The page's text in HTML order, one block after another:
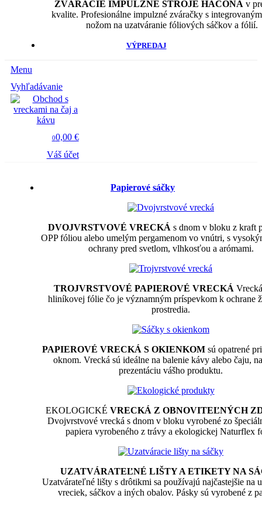
ZVÁRACIE IMPULZNÉ STROJE HACONA v
kvalite. Profesionálne impulzné zváračky s
nožom na uzatváranie fóliových sáčkov a fólií.
VÝPREDAJ
Menu
Vyhľadávanie
00,00 €
Váš účet
Papierové sáčky
DVOJVRSTVOVÉ VRECKÁ s dnom v bloku z kraft
OPP fóliou alebo umelým pergamenom vo vnútri, s
ochrany pred svetlom, vlhkosťou a arómami.
TROJVRSTVOVÉ PAPIEROVÉ VRECKÁ
hliníkovej fólie čo je významným príspevkom k ochrane
prostredia.
PAPIEROVÉ VRECKÁ S OKIENKOM sú opatrené
oknom. Vrecká sú ideálne na balenie kávy alebo čaju,
prezentáciu vášho produktu.
EKOLOGICKÉ VRECKÁ Z OBNOVITEĽNÝCH
Dvojvrstvové vrecká s dnom v bloku vyrobené zo
papiera vyrobeného z trávy a ekologickej Naturflex
UZATVÁRATEĽNÉ LIŠTY A ETIKETY NA
Uzatvárateľné lišty s drôtikmi sa používajú najčastejšie na
vreciek, sáčkov a iných obalov. Pásky sú vyrobené z